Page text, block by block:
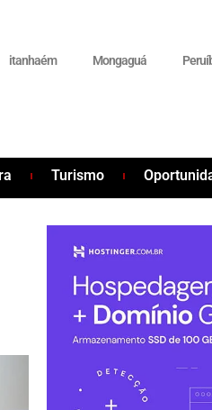
itanhaém Mongaguá
Turismo